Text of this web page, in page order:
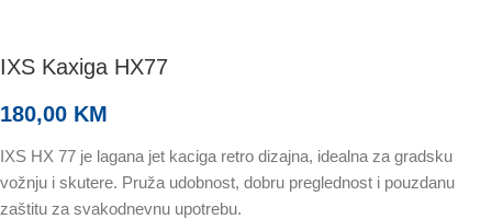
IXS Kaxiga HX77
180,00 KM
IXS HX 77 je lagana jet kaciga retro dizajna, idealna za gradsku
vožnju i skutere. Pruža udobnost, dobru preglednost i pouzdanu
zaštitu za svakodnevnu upotrebu.